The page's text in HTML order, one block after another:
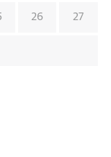
26 27